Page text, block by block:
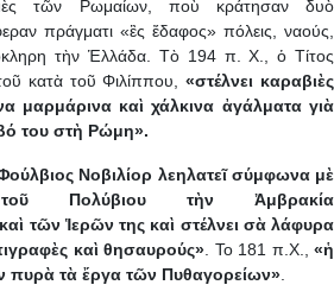
τῶν Ρωμαίων, ποὺ κράτησαν δυὸ
πράγματι «ἒς ἔδαφος» πόλεις, ναούς,
τὴν Ἑλλάδα. Τὸ 194 π. Χ., ὁ Τίτος
κατὰ τοῦ Φιλίππου,«στέλνει καραβιὲς
μαρμάρινα καὶ χάλκινα ἀγάλματα γιὰ
του στὴ Ρώμη».
Νοβιλίορ λεηλατεῖ σύμφωνα μὲ
Πολύβιου τὴν Ἀμβρακία
τῶν Ἱερῶν της καὶ στέλνει σὰ λάφυρα
καὶ θησαυρούς» . Το 181 π.Χ.,«ἡ
πυρὰ τὰ ἔργα τῶν Πυθαγορείων»